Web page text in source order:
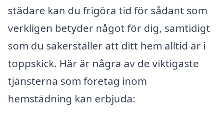
städare kan du frigöra tid för sådant som
verkligen betyder något för dig, samtidigt
som du säkerställer att ditt hem alltid är i
toppskick. Här är några av de viktigaste
tjänsterna som företag inom
hemstädning kan erbjuda: